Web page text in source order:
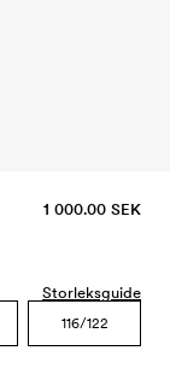
1 000.00 SEK
Storleksguide
116/122